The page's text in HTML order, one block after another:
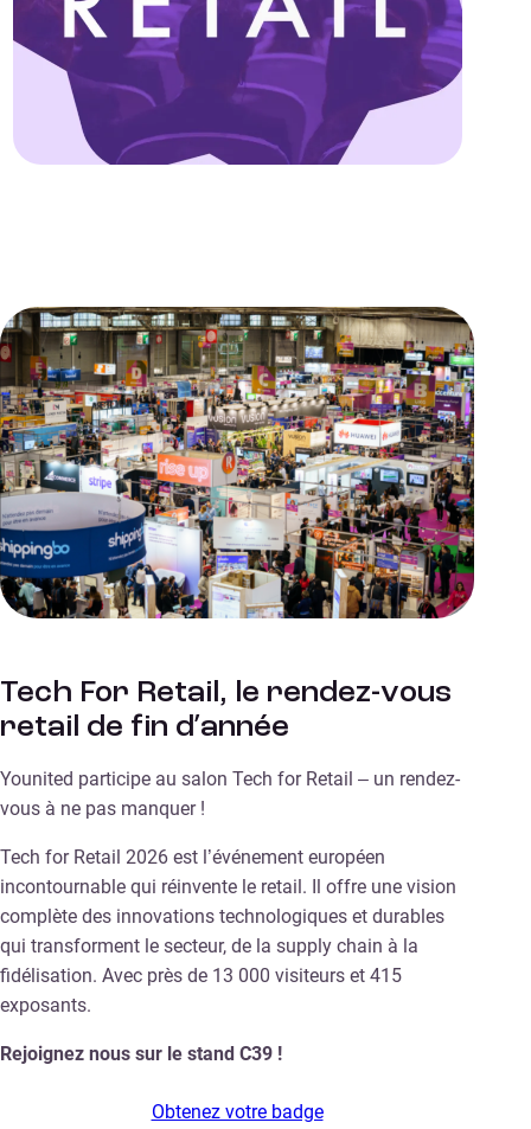
Tech For Retail, le rendez-vous
retail de fin d’année
Younited participe au salon Tech for Retail – un rendez-
vous à ne pas manquer !
Tech for Retail 2026 est l’événement européen
incontournable qui réinvente le retail. Il offre une vision
complète des innovations technologiques et durables
qui transforment le secteur, de la supply chain à la
fidélisation. Avec près de 13 000 visiteurs et 415
exposants.
Rejoignez nous sur le stand C39 !
Obtenez votre badge